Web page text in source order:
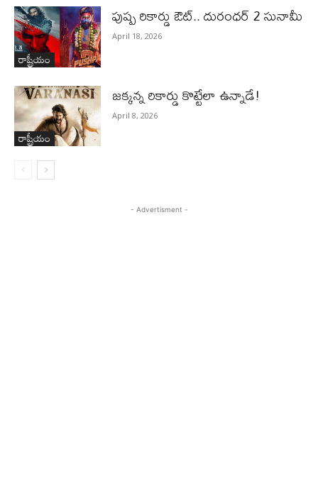
రాష్ట్రీయం
పుష్ప రికార్డు ఔట్‌.. దురంధ‌ర్ 2 సునామీ
April 18, 2026
రాష్ట్రీయం
జ‌క్క‌న్న రికార్డు కొట్టేలా ఉన్నాడే!
April 8, 2026
- Advertisment -